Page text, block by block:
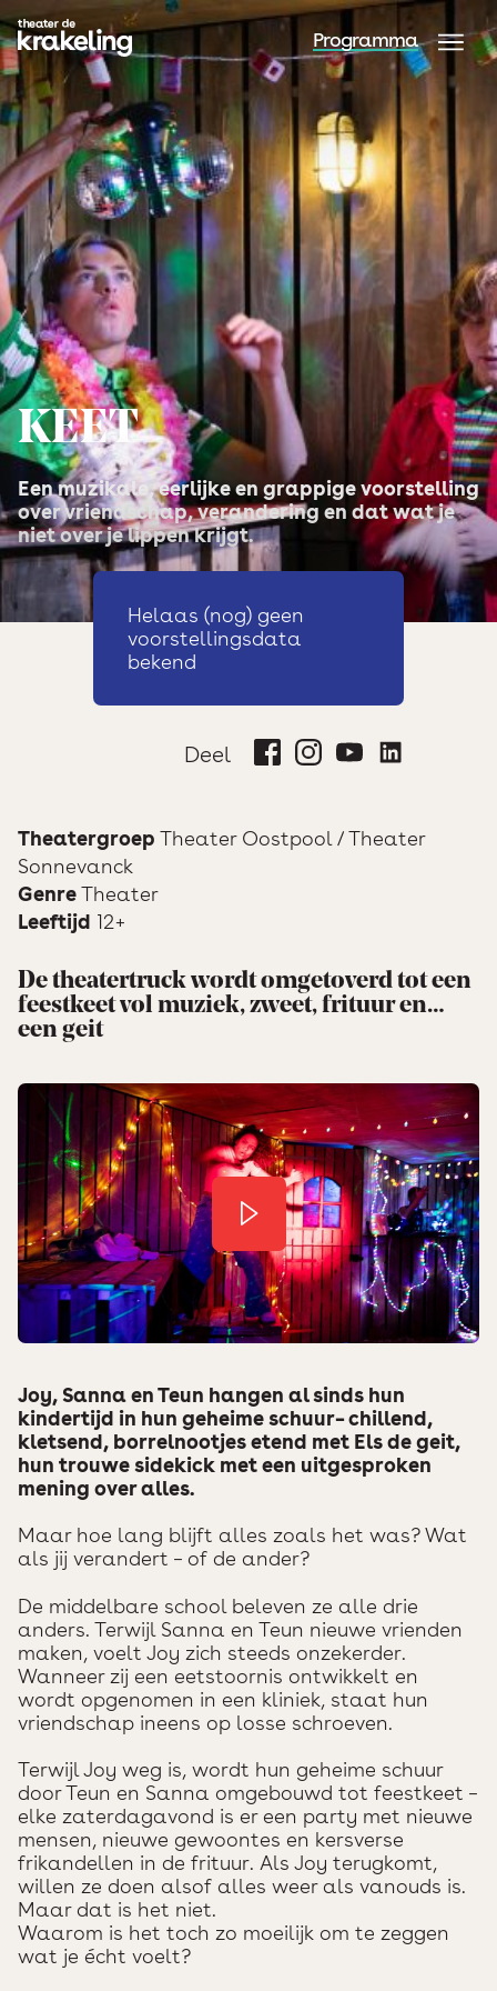
Programma
KEET
Een muzikale, eerlijke en grappige voorstelling
over vriendschap, verandering en dat wat je
niet over je lippen krijgt.
Helaas (nog) geen
voorstellingsdata
bekend
Deel
Theatergroep Theater Oostpool / Theater
Sonnevanck
GenreTheater
Leeftijd 12+
De theatertruck wordt omgetoverd tot een
feestkeet vol muziek, zweet, frituur en…
een geit
Joy, Sanna en Teun hangen al sinds hun
kindertijd in hun geheime schuur– chillend,
kletsend, borrelnootjes etend met Els de geit,
hun trouwe sidekick met een uitgesproken
mening over alles.
Maar hoe lang blijft alles zoals het was? Wat
als jij verandert – of de ander?
De middelbare school beleven ze alle drie
anders. Terwijl Sanna en Teun nieuwe vrienden
maken, voelt Joy zich steeds onzekerder.
Wanneer zij een eetstoornis ontwikkelt en
wordt opgenomen in een kliniek, staat hun
vriendschap ineens op losse schroeven.
Terwijl Joy weg is, wordt hun geheime schuur
door Teun en Sanna omgebouwd tot feestkeet –
elke zaterdagavond is er een party met nieuwe
mensen, nieuwe gewoontes en kersverse
frikandellen in de frituur. Als Joy terugkomt,
willen ze doen alsof alles weer als vanouds is.
Maar dat is het niet.
Waarom is het toch zo moeilijk om te zeggen
wat je écht voelt?